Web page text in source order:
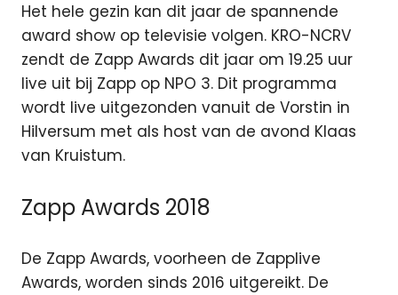
Het hele gezin kan dit jaar de spannende
award show op televisie volgen. KRO-NCRV
zendt de Zapp Awards dit jaar om 19.25 uur
live uit bij Zapp op NPO 3. Dit programma
wordt live uitgezonden vanuit de Vorstin in
Hilversum met als host van de avond Klaas
van Kruistum.
Zapp Awards 2018
De Zapp Awards, voorheen de Zapplive
Awards, worden sinds 2016 uitgereikt. De